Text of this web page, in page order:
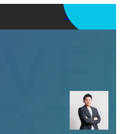
アプリを使う